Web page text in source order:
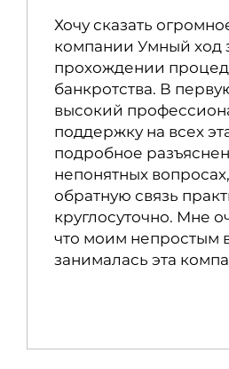
Хочу сказать
компании Умный ход
прохождении
банкротства. В
высокий
поддержку на всех
подробное
непонятных
обратную связь
круглосуточно. Мне
что моим непростым
занималась эта